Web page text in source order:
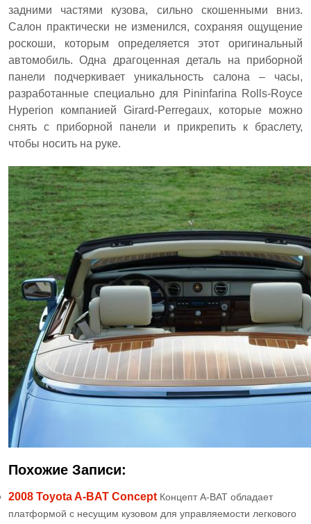
задними частями кузова, сильно скошенными вниз.
Салон практически не изменился, сохраняя ощущение
роскоши, которым определяется этот оригинальный
автомобиль. Одна драгоценная деталь на приборной
панели подчеркивает уникальность салона – часы,
разработанные специально для Pininfarina Rolls-Royce
Hyperion компанией Girard-Perregaux, которые можно
снять с приборной панели и прикрепить к браслету,
чтобы носить на руке.
Похожие Записи:
2008 Toyota A-BAT Concept Концепт A-BAT обладает
платформой с несущим кузовом для управляемости легкового